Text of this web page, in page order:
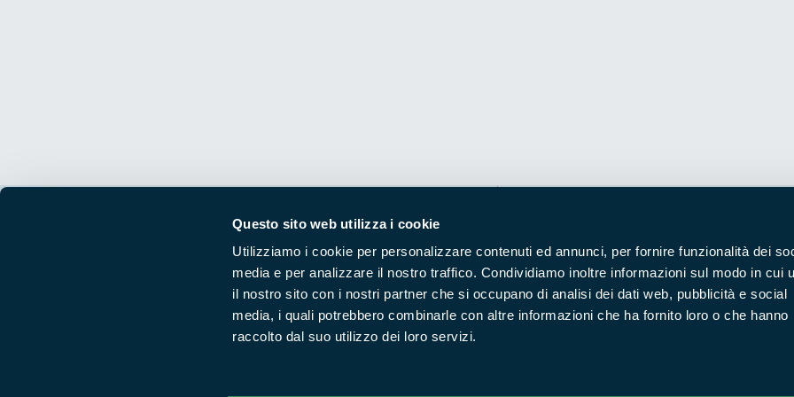
Questo sito web utilizza i cookie
Utilizziamo i cookie per personalizzare contenuti ed annunci, per fornire funzionalità dei
media e per analizzare il nostro traffico. Condividiamo inoltre informazioni sul modo in cui
il nostro sito con i nostri partner che si occupano di analisi dei dati web, pubblicità e social
media, i quali potrebbero combinarle con altre informazioni che ha fornito loro o che hanno
raccolto dal suo utilizzo dei loro servizi.
Aree Protette
Enti di gestione
Storie